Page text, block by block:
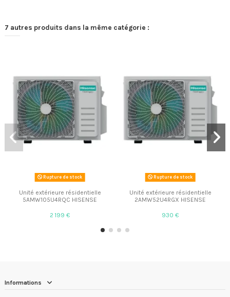
7 autres produits dans la même catégorie :
Rupture de stock
Unité extérieure résidentielle
5AMW105U4RQC HISENSE
2 199 €
Rupture de stock
Unité extérieure résidentielle
2AMW52U4RGX HISENSE
930 €
Informations